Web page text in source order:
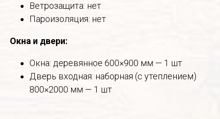
Ветрозащита: нет
Пароизоляция: нет
Окна и двери:
Окна: деревянное 600×900 мм — 1 шт
Дверь входная: наборная (с утеплением)
800×2000 мм — 1 шт